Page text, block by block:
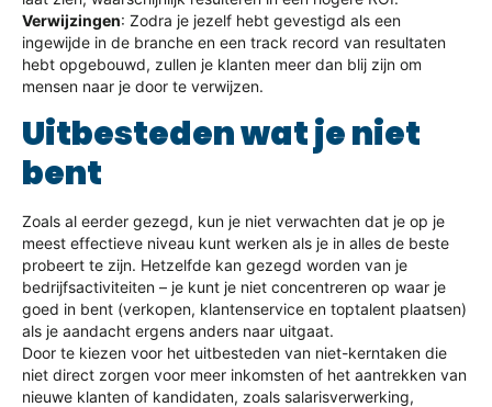
Verwijzingen: Zodra je jezelf hebt gevestigd als een
ingewijde in de branche en een track record van resultaten
hebt opgebouwd, zullen je klanten meer dan blij zijn om
mensen naar je door te verwijzen.
Uitbesteden wat je niet
bent
Zoals al eerder gezegd, kun je niet verwachten dat je op je
meest effectieve niveau kunt werken als je in alles de beste
probeert te zijn. Hetzelfde kan gezegd worden van je
bedrijfsactiviteiten – je kunt je niet concentreren op waar je
goed in bent (verkopen, klantenservice en toptalent plaatsen)
als je aandacht ergens anders naar uitgaat.
Door te kiezen voor het uitbesteden van niet-kerntaken die
niet direct zorgen voor meer inkomsten of het aantrekken van
nieuwe klanten of kandidaten, zoals salarisverwerking,